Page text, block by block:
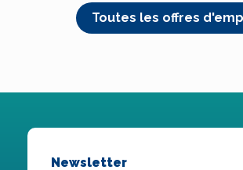
Toutes les offres
Newsletter